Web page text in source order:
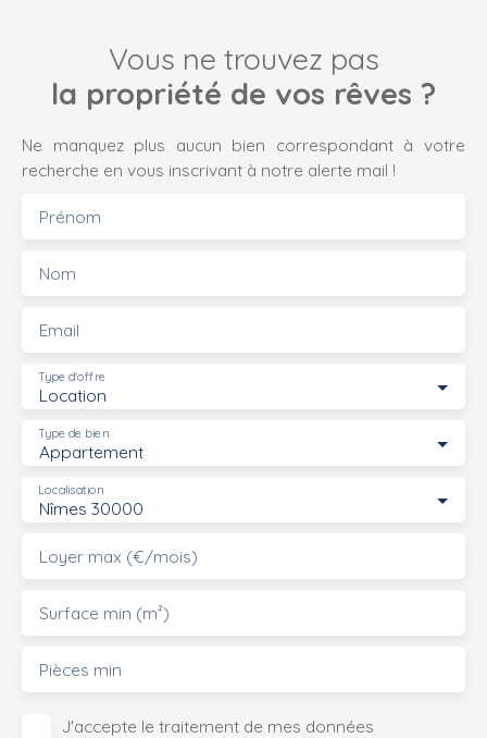
Vous ne trouvez pas
la propriété de vos rêves ?
Ne manquez plus aucun bien correspondant à votre
recherche en vous inscrivant à notre alerte mail !
Prénom
Nom
Email
Location
Type d'offre
Appartement
Type de bien
Nîmes 30000
Localisation
Loyer max (€/mois)
Surface min (m²)
Pièces min
J'accepte le traitement de mes données